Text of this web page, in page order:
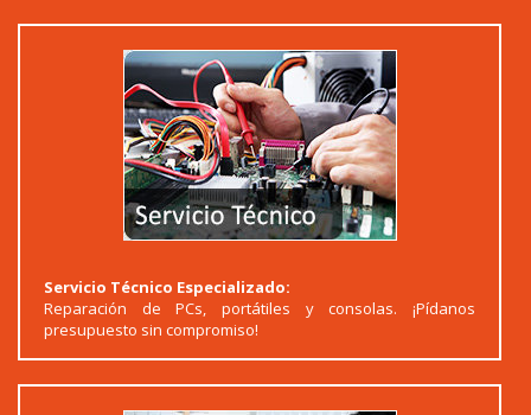
Servicio Técnico Especializado:
Reparación de PCs, portátiles y consolas. ¡Pídanos
presupuesto sin compromiso!